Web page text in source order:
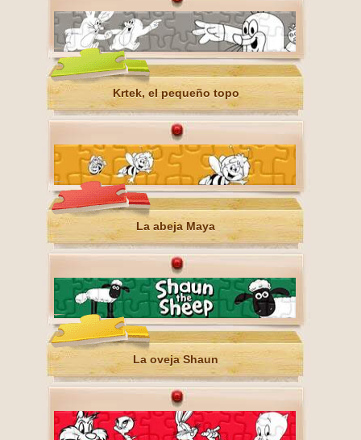
Krtek, el pequeño topo
La abeja Maya
La oveja Shaun